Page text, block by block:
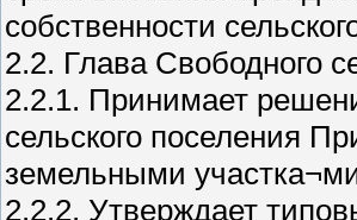
собственности
2.2. Глава Свободного
2.2.1. Принимает
сельского поселения
земельными
2.2.2. Утверждает